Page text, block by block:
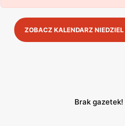
ZOBACZ KALENDARZ
Brak gazetek!